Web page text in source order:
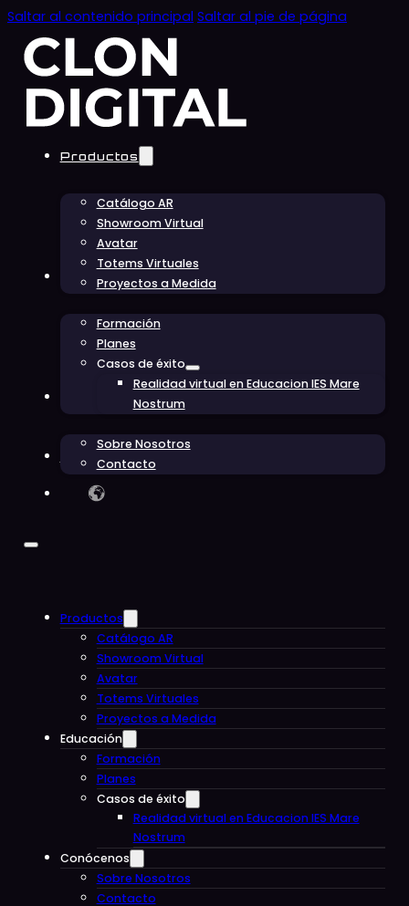
Saltar al contenido principal Saltar al pie de página
Productos
Catálogo AR
Showroom Virtual
Avatar
Totems Virtuales
Proyectos a Medida
Educación
Formación
Planes
Casos de éxito
Realidad virtual en Educacion IES Mare
Nostrum
Conócenos
Sobre Nosotros
Contacto
Productos
Catálogo AR
Showroom Virtual
Avatar
Totems Virtuales
Proyectos a Medida
Educación
Formación
Planes
Casos de éxito
Realidad virtual en Educacion IES Mare
Nostrum
Conócenos
Sobre Nosotros
Contacto